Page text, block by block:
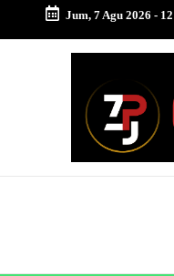
Jum, 7 Agu 2026 -